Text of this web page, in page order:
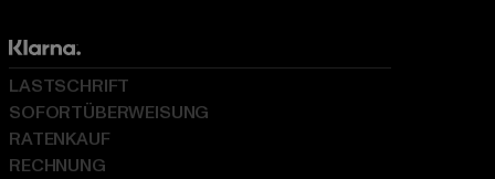
LASTSCHRIFT
SOFORTÜBERWEISUNG
RATENKAUF
RECHNUNG